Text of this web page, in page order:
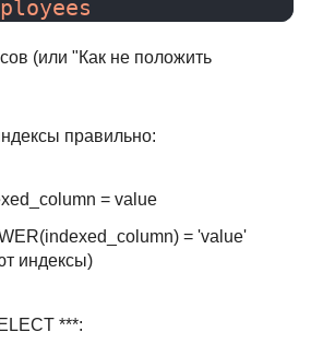
(или "Как не положить
правильно:
= value
= 'value'
индексы)
***: